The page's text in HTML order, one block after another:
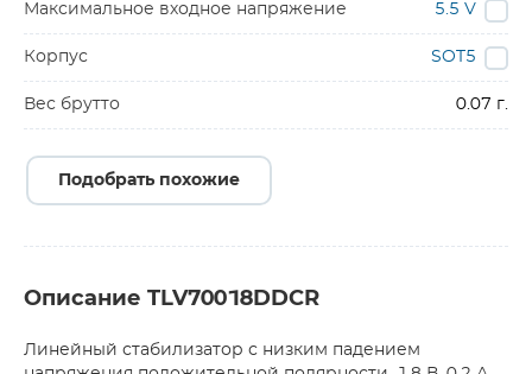
Максимальное входное напряжение 5.5 V
Корпус SOT5
Вес брутто 0.07 г.
Подобрать похожие
Описание TLV70018DDCR
Линейный стабилизатор с низким падением